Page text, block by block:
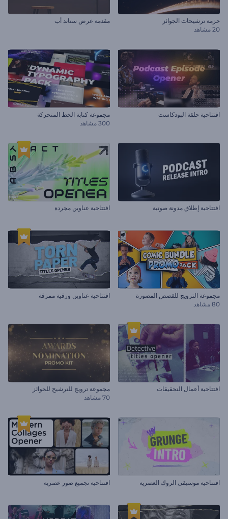
حزمة ترشيحات الجوائز
20 مشاهد
مقدمة عرض ستاند أب
افتتاحية حلقة البودكاست
مجموعة كتابة الخط المتحركة
300 مشاهد
افتتاحية إطلاق مدونة صوتية افتتاحية عناوين مجردة
مجموعة الترويج للقصص المصورة
80 مشاهد
افتتاحية عناوين ورقية ممزقة
افتتاحية أعمال التحقيقات
مجموعة ترويج للترشيح للجوائز
70 مشاهد
افتتاحية موسيقى الروك العصرية افتتاحية تجميع صور عصرية